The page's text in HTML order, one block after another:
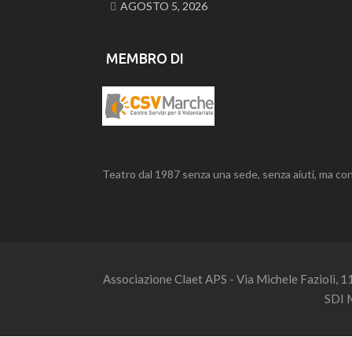
AGOSTO 5, 2026
MEMBRO DI
Teatro dal 1987 senza una sede, senza aiuti, ma
Associazione Claet APS - Via Michele Fazioli,
SDI